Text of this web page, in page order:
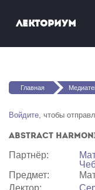
Лекториум
Вы здесь
Главная
Войдите, чтобы
Abstract
Партнёр:
Предмет: